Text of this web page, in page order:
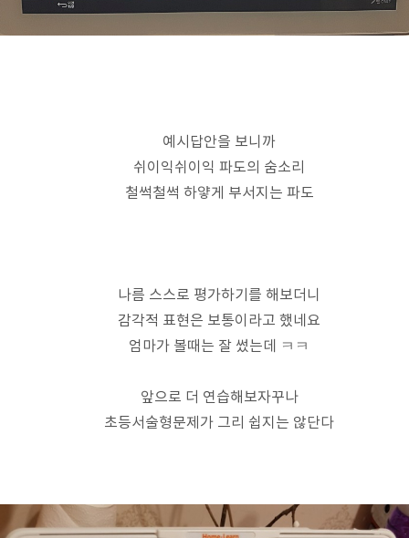
예시답안을 보니까
쉬이익쉬이익 파도의 숨소리
철썩철썩 하얗게 부서지는 파도
나름 스스로 평가하기를 해보더니
감각적 표현은 보통이라고 했네요
엄마가 볼때는 잘 썼는데 ㅋㅋ
앞으로 더 연습해보자꾸나
초등서술형문제가 그리 쉽지는 않단다